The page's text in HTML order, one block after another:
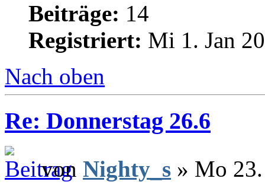
Beiträge: 14
Registriert: Mi 1. Jan
Nach oben
Re: Donnerstag 26.6
von Nighty_s » Mo